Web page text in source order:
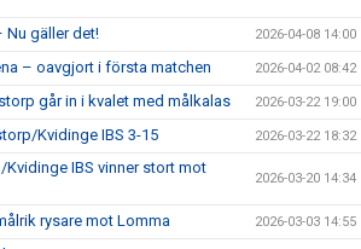
Nu gäller det! 2026-04-08 14:00
– oavgjort i första matchen 2026-04-02 08:42
går in i kvalet med målkalas 2026-03-22 19:00
Kvidinge IBS 3-15 2026-03-22 18:32
IBS vinner stort mot
2026-03-20 14:34
rysare mot Lomma 2026-03-03 14:55